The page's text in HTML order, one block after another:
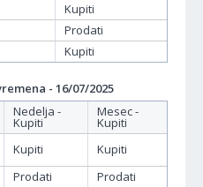
Kupiti
Prodati
Kupiti
- 16/07/2025
Nedelja -
Kupiti
Mesec -
Kupiti
Kupiti
Kupiti
Prodati
Prodati